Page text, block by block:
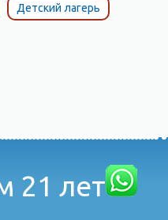
Детский лагерь
21 лет